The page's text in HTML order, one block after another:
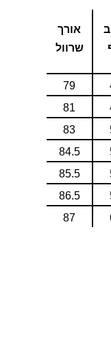
אורך
שרוול
79
81
83
84.5
85.5
86.5
87